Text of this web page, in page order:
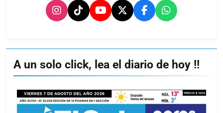
A un solo click, lea el diario de hoy !!